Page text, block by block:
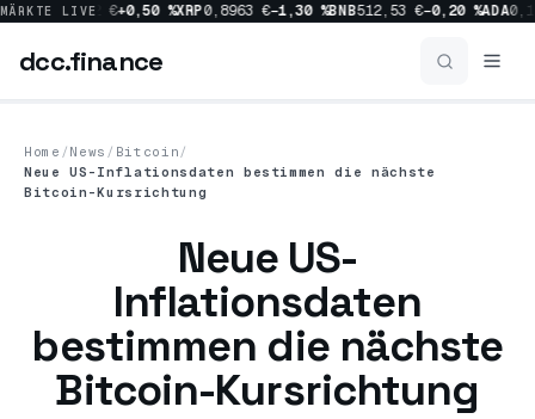
MÄRKTE LIVE
%SOL63,82 € +0,50 % XRP0,8963 € −1,30 % BNB512,53 € −0,20 % ADA
dcc.finance
Home / News / Bitcoin/
Neue US-Inflationsdaten bestimmen die nächste
Bitcoin-Kursrichtung
Neue US-
Inflationsdaten
bestimmen die nächste
Bitcoin-Kursrichtung
dcc.finance
News
Bitcoin 518